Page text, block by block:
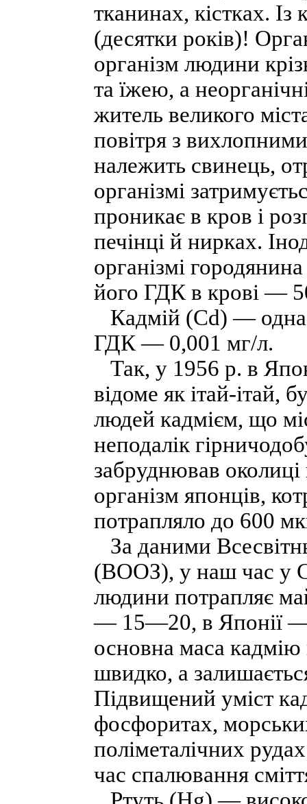
тканинах, кістках. Із
(десятки років)!
організм людини
та їжею, а
житель великого
повітря з
належить свинець,
організмі
проникає в кров і
печінці й нирках.
організмі
його ГДК в крові —
Кадмій (Сd) — одна
ГДК — 0,001 мг/л.
Так, у 1956 р. в
відоме як ітай-ітай,
людей кадмієм, що
неподалік
забруднював
організм японців,
потрапляло до 600
За даними
(ВООЗ), у наш час у
людини потрапляє
— 15—20, в Японії —
основна маса кадмію
швидко, а
Підвищений уміст
фосфоритах,
поліметалічних
час спалювання